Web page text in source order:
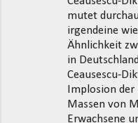
mutet
irgendeine
Ähnlichkeit
in
Ceausescu-
Implosion der
Massen von
Erwachsene